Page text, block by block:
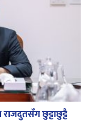
छुट्टाछुट्टै